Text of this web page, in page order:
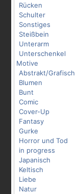
Rücken
Schulter
Sonstiges
Steißbein
Unterarm
Unterschenkel
Motive
Abstrakt/Grafisch
Blumen
Bunt
Comic
Cover-Up
Fantasy
Gurke
Horror und Tod
in progress
Japanisch
Keltisch
Liebe
Natur